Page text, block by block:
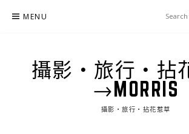
MENU
攝影‧旅行‧拈
→MORRIS
攝影‧旅行‧拈花惹草